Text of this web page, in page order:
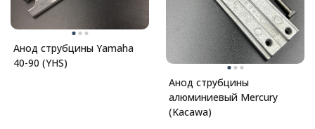
Анод струбцины Yamaha
40-90 (YHS)
Анод струбцины
алюминиевый Mercury
(Kacawa)